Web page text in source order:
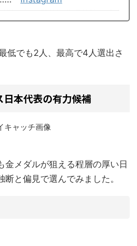
低でも2人、最高で4人選出さ
日本代表の有力候補
金メダルが狙える程層の厚い日
と偏見で選んでみました。